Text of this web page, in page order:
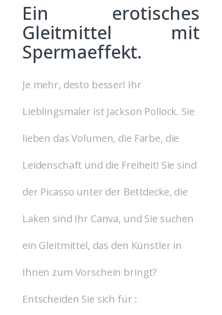
Ein erotisches
Gleitmittel mit
Spermaeffekt.
Je mehr, desto besser! Ihr
Lieblingsmaler ist Jackson Pollock. Sie
lieben das Volumen, die Farbe, die
Leidenschaft und die Freiheit! Sie sind
der Picasso unter der Bettdecke, die
Laken sind Ihr Canva, und Sie suchen
ein Gleitmittel, das den Künstler in
Ihnen zum Vorschein bringt?
Entscheiden Sie sich für :